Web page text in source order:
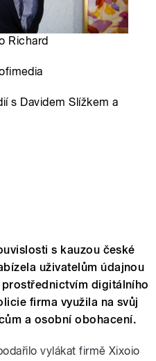
Richard
s Davidem Slížkem a
s kauzou české
uživatelům údajnou
digitálního
firma využila na svůj
a osobní obohacení.
vylákat firmě Xixoio